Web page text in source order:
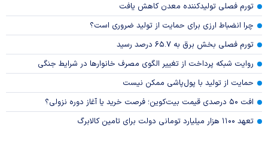
تورم فصلی تولیدکننده معدن کاهش یافت
چرا انضباط ارزی برای حمایت از تولید ضروری است؟
تورم فصلی بخش برق به ۶۵.۷ درصد رسید
روایت شبکه پرداخت از تغییر الگوی مصرف خانوار‌ها در شرایط جنگی
حمایت از تولید با پول‌پاشی ممکن نیست
افت ۵۰ درصدی قیمت بیت‌کوین؛ فرصت خرید یا آغاز دوره نزولی؟
تعهد ۱۱۰۰ هزار میلیارد تومانی دولت برای تامین کالابرگ